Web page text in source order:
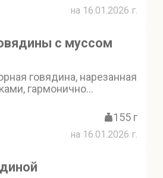
гармоничнона 16.01.2026 г.
с муссом
говядина, нарезанная
гармонично
Лёгкая кислинка от
фреша и сока юдзу
соевого
подаётся с чипсами
хлеба и украшен
155 г
на 16.01.2026 г.